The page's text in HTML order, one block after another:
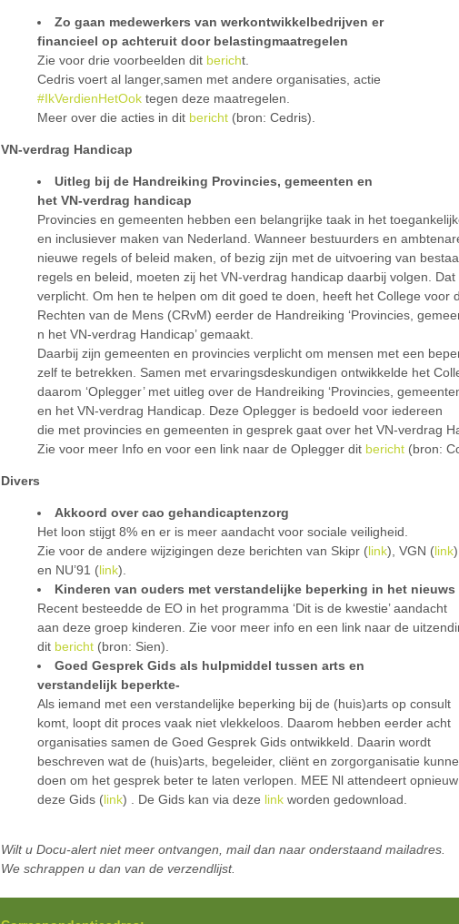
Zo gaan medewerkers van werkontwikkelbedrijven er
financieel op achteruit door belastingmaatregelen
Zie voor drie voorbeelden dit bericht.
Cedris voert al langer,samen met andere organisaties, actie
#IkVerdienHetOok tegen deze maatregelen.
Meer over die acties in dit bericht (bron: Cedris).
VN-verdrag Handicap
Uitleg bij de Handreiking Provincies, gemeenten en
het VN-verdrag handicap
Provincies en gemeenten hebben een belangrijke taak in het
en inclusiever maken van Nederland. Wanneer bestuurders en
nieuwe regels of beleid maken, of bezig zijn met de uitvoering van
regels en beleid, moeten zij het VN-verdrag handicap daarbij volgen. Dat
verplicht. Om hen te helpen om dit goed te doen, heeft het College voor
Rechten van de Mens (CRvM) eerder de Handreiking ‘Provincies,
n het VN-verdrag Handicap’ gemaakt.
Daarbij zijn gemeenten en provincies verplicht om mensen met een
zelf te betrekken. Samen met ervaringsdeskundigen ontwikkelde het
daarom ‘Oplegger’ met uitleg over de Handreiking ‘Provincies,
en het VN-verdrag Handicap. Deze Oplegger is bedoeld voor iedereen
die met provincies en gemeenten in gesprek gaat over het VN-verdrag
Zie voor meer Info en voor een link naar de Oplegger dit bericht (bron:
Divers
Akkoord over cao gehandicaptenzorg
Het loon stijgt 8% en er is meer aandacht voor sociale veiligheid.
Zie voor de andere wijzigingen deze berichten van Skipr (link), VGN (link)
en NU’91 (link).
Kinderen van ouders met verstandelijke beperking in het nieuws
Recent besteedde de EO in het programma ‘Dit is de kwestie’ aandacht
aan deze groep kinderen. Zie voor meer info en een link naar de
dit bericht (bron: Sien).
Goed Gesprek Gids als hulpmiddel tussen arts en
verstandelijk beperkte-
Als iemand met een verstandelijke beperking bij de (huis)arts op consult
komt, loopt dit proces vaak niet vlekkeloos. Daarom hebben eerder acht
organisaties samen de Goed Gesprek Gids ontwikkeld. Daarin wordt
beschreven wat de (huis)arts, begeleider, cliënt en zorgorganisatie
doen om het gesprek beter te laten verlopen. MEE Nl attendeert
deze Gids (link) . De Gids kan via deze link worden gedownload.
Wilt u Docu-alert niet meer ontvangen, mail dan naar onderstaand mailadres.
We schrappen u dan van de verzendlijst.